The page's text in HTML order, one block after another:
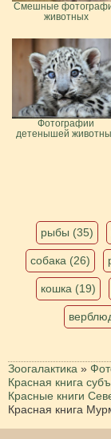
Смешные
животных
Фотографии
детенышей
рыбы (35)
собака (26)
кошка (19)
Зоогалактика »
Красная книга
Красные книги
Красная книга